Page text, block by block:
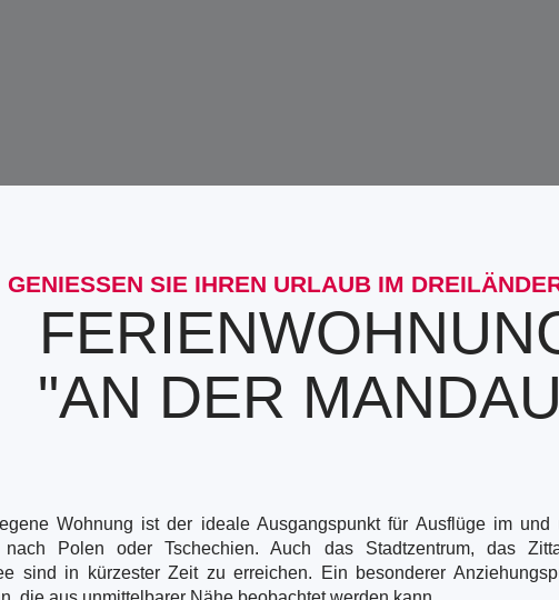
GENIESSEN SIE IHREN URLAUB IM
"AN DER
Wohnung ist der ideale Ausgangspunkt für Ausflüge im und
nach Polen oder Tschechien. Auch das Stadtzentrum, das
sind in kürzester Zeit zu erreichen. Ein besonderer